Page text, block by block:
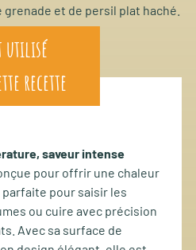
et de persil plat haché.
saveur intense
pour offrir une chaleur
pour saisir les
ou cuire avec précision
Avec sa surface de
utilisé
recette